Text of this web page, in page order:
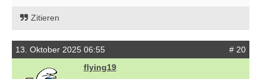
Zitieren
13. Oktober 2025 06:55
# 20
flying19